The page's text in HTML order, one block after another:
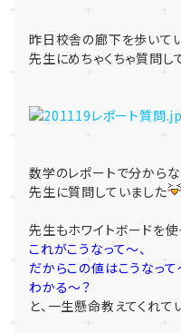
昨日校舎の廊下を歩いてい
先生にめちゃくちゃ質問
数学のレポートで分から
先生に質問していました
先生もホワイトボードを使
これがこうなって～、
だからこの値はこうなって
わかる～？
と、一生懸命教えてくれて